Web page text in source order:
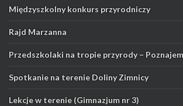
Międzyszkolny konkurs przyrodniczy
Rajd Marzanna
Przedszkolaki na tropie przyrody –
Spotkanie na terenie Doliny Zimnicy
Lekcje w terenie (Gimnazjum nr 3)